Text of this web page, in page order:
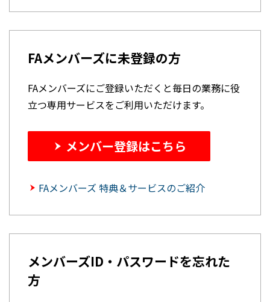
FAメンバーズに未登録の方
FAメンバーズにご登録いただくと毎日の業務に役
立つ専用サービスをご利用いただけます。
メンバー登録はこちら
FAメンバーズ 特典＆サービスのご紹介
メンバーズID・パスワードを忘れた
方